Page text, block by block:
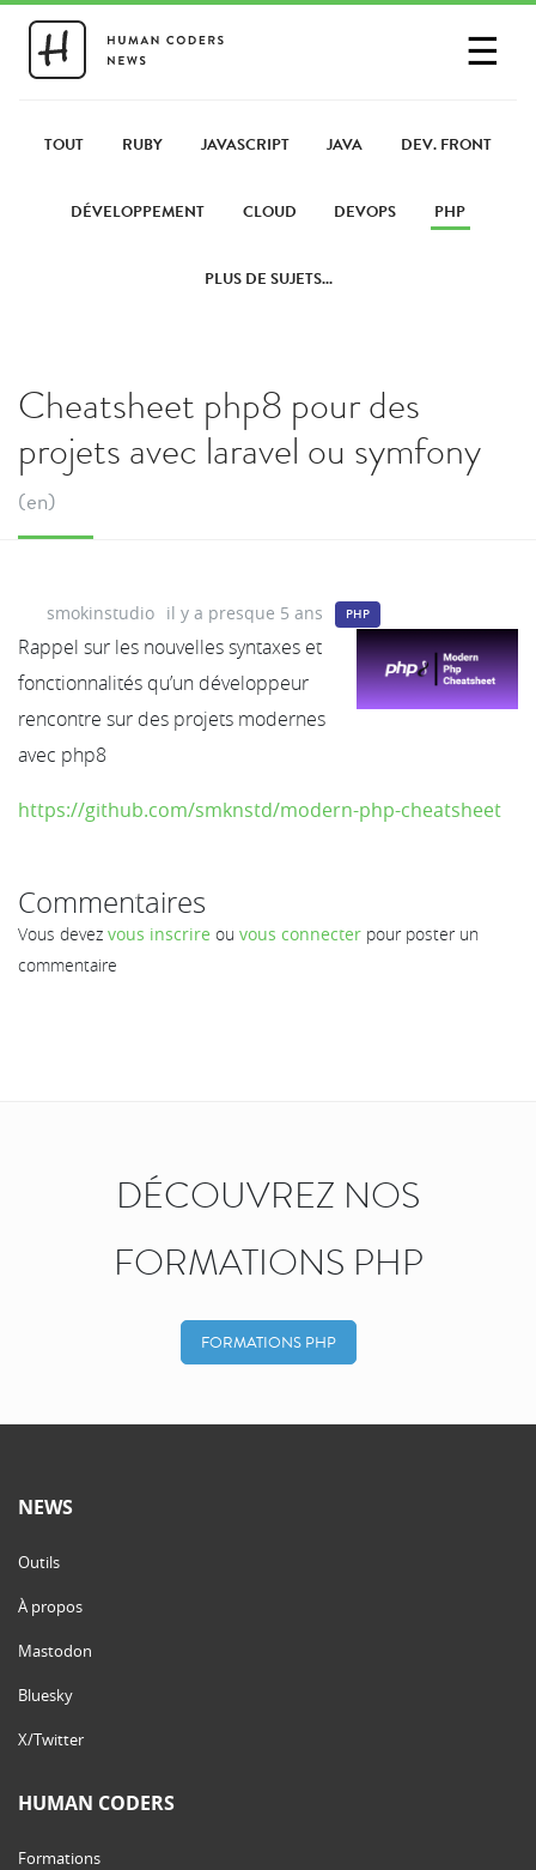
☰
PARTAGER UN LIEN
TOUT RUBY JAVASCRIPT JAVA DEV. FRONT
DÉVELOPPEMENT CLOUD DEVOPS PHP
PLUS DE SUJETS...
Cheatsheet php8 pour des
projets avec laravel ou symfony
(en)
smokinstudio il y a presque 5 ans PHP
Rappel sur les nouvelles syntaxes et
fonctionnalités qu’un développeur
rencontre sur des projets modernes
avec php8
https://github.com/smknstd/modern-php-cheatsheet
Commentaires
Vous devez vous inscrire ou vous connecter pour poster un
commentaire
DÉCOUVREZ NOS
FORMATIONS PHP
FORMATIONS PHP
NEWS
Outils
À propos
Mastodon
Bluesky
X/Twitter
HUMAN CODERS
Formations